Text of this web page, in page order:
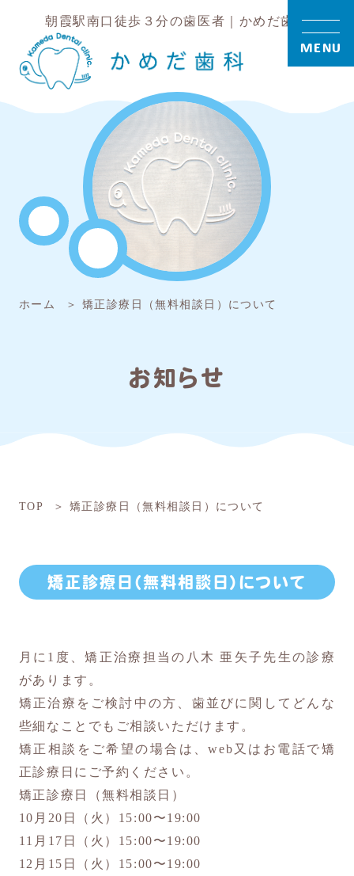
朝霞駅南口徒歩３分の歯医者｜かめだ歯科
ホーム 矯正診療日（無料相談日）について
お知らせ
TOP 矯正診療日（無料相談日）について
矯正診療日（無料相談日）について
月に1度、矯正治療担当の八木 亜矢子先生の診療
があります。
矯正治療をご検討中の方、歯並びに関してどんな
些細なことでもご相談いただけます。
矯正相談をご希望の場合は、web又はお電話で矯
正診療日にご予約ください。
矯正診療日（無料相談日）
10 月 20 日（火） 15:00〜19:00
11 月 1 7 日（火） 15:00〜19:00
12 月 15 日（火） 15:00〜19:00
MENU